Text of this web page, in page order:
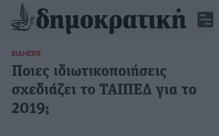
ΕΙΔΉΣΕΙΣ
Ποιες ιδιωτικοποιήσεις
σχεδιάζει το ΤΑΙΠΕΔ για το
2019;